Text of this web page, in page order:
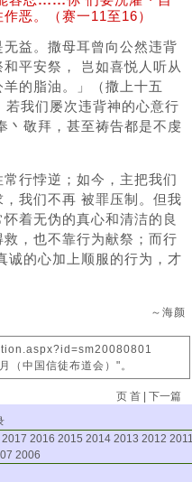
恶。（赛一11至16）
益。撒母耳曾向公然违背
平安祭， 岂如喜悦人听从
的脂油。」（撒上十五
我们屡次违背神的心意行
丶敬拜，甚至祷告都是不虔
行悖逆；如今，主把我们
我们不再 被罪压制。但我
着无伪的真心和清洁的良
，也不靠行为献祭；而行
诚的心加上顺服的行为，才
～海颜
（中国信徒布道会）"。
页 首 |下一篇
2017 2016 2015 2014 2013 2012 2011
2006